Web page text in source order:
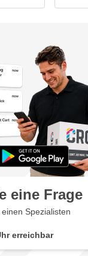
eine Frage
Spezialisten
erreichbar